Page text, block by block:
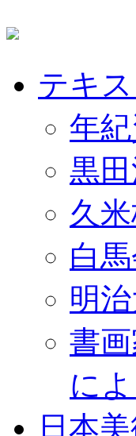
テキス
年
黒
久
白
明
書
によ
日本